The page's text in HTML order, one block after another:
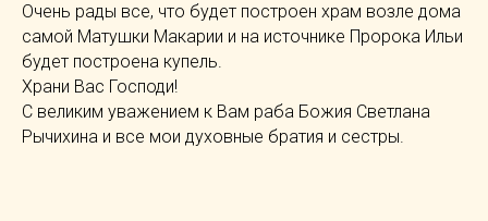
Очень рады все, что будет построен храм возле дома
самой Матушки Макарии и на источнике Пророка Ильи
будет построена купель.
Храни Вас Господи!
С великим уважением к Вам раба Божия Светлана
Рычихина и все мои духовные братия и сестры.